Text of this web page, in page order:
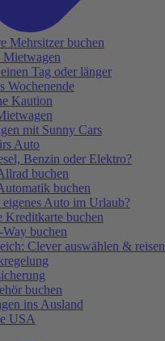
Mehrsitzer buchen
Mietwagen
Tag oder länger
Wochenende
Kaution
mit Sunny Cars
Auto
Benzin oder Elektro?
buchen
buchen
Auto im Urlaub?
Kreditkarte buchen
buchen
Clever auswählen & reisen
buchen
ins Ausland
USA